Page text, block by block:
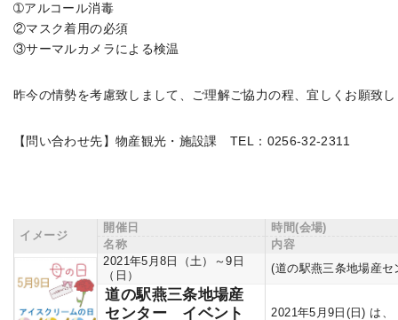
➀アルコール消毒
②マスク着用の必須
③サーマルカメラによる検温
昨今の情勢を考慮致しまして、ご理解ご協力の程、宜しくお願致
【問い合わせ先】物産観光・施設課 TEL：0256-32-2311
イメージ
開催日
時間(会場)
名称
内容
2021年5月8日（土）～9日
（日）
(道の駅燕三条地場産セ
道の駅燕三条地場産
センター イベント
2021年5月9日(日) は